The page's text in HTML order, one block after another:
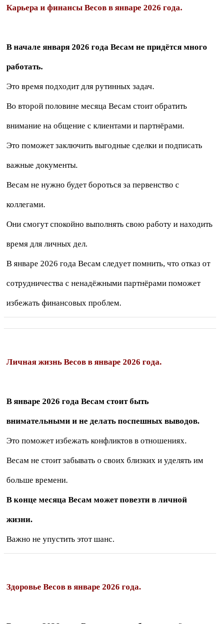
Карьера и финансы Весов в январе 2026 года.
В начале января 2026 года Весам не придётся много
работать.
Это время подходит для рутинных задач.
Во второй половине месяца Весам стоит обратить
внимание на общение с клиентами и партнёрами.
Это поможет заключить выгодные сделки и подписать
важные документы.
Весам не нужно будет бороться за первенство с
коллегами.
Они смогут спокойно выполнять свою работу и находить
время для личных дел.
В январе 2026 года Весам следует помнить, что отказ от
сотрудничества с ненадёжными партнёрами поможет
избежать финансовых проблем.
Личная жизнь Весов в январе 2026 года.
В январе 2026 года Весам стоит быть
внимательными и не делать поспешных выводов.
Это поможет избежать конфликтов в отношениях.
Весам не стоит забывать о своих близких и уделять им
больше времени.
В конце месяца Весам может повезти в личной
жизни.
Важно не упустить этот шанс.
Здоровье Весов в январе 2026 года.